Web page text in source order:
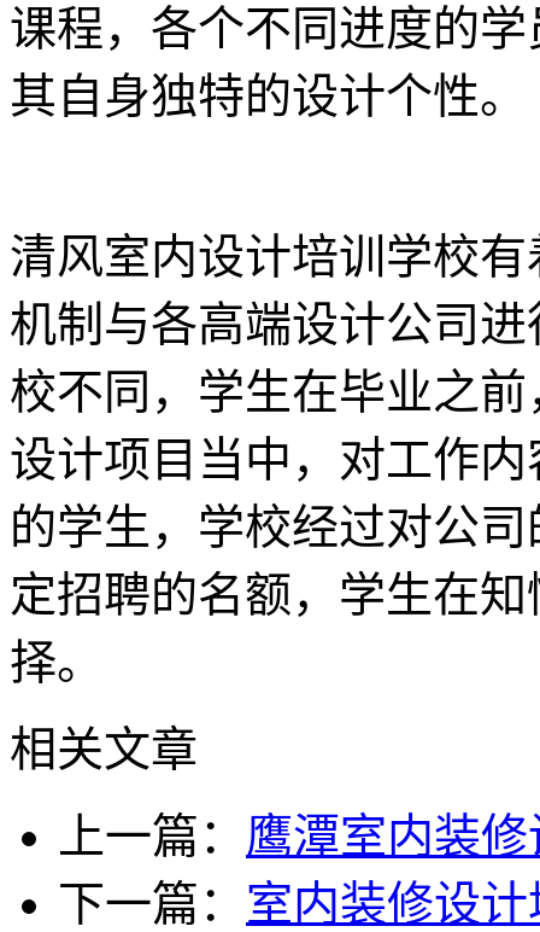
课程，各个不同进度的
其自身独特的设计个性。
清风室内设计培训学校
机制与各高端设计公司
校不同，学生在毕业之
设计项目当中，对工作
的学生，学校经过对公
定招聘的名额，学生在
择。
相关文章
上一篇： 鹰潭室内装
下一篇： 室内装修设